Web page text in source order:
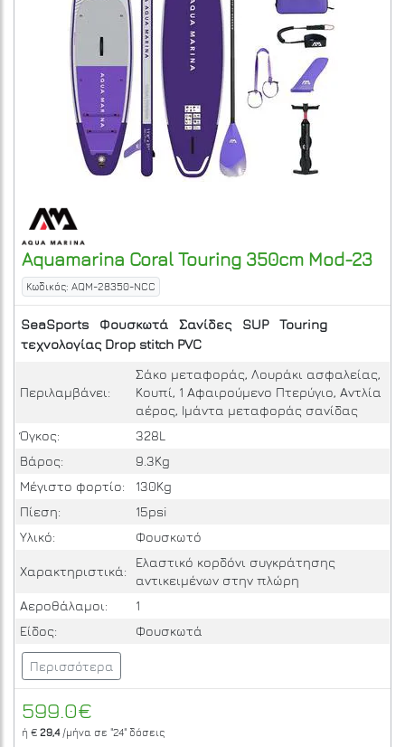
Aquamarina Coral Touring 350cm Mod-23
Κωδικός: AQM-28350-NCC
SeaSports Φουσκωτά Σανίδες SUP
Touring
τεχνολογίας Drop stitch PVC
Περιλαμβάνει:
Σάκο μεταφοράς, Λουράκι ασφαλείας,
Κουπί, 1 Αφαιρούμενο Πτερύγιο, Αντλία
αέρος, Ιμάντα μεταφοράς σανίδας
Όγκος:
328L
Βάρος:
9.3Kg
Μέγιστο φορτίο:
130Kg
Πίεση:
15psi
Υλικό:
Φουσκωτό
Χαρακτηριστικά:
Ελαστικό κορδόνι συγκράτησης
αντικειμένων στην πλώρη
Αεροθάλαμοι:
1
Είδος:
Φουσκωτά
Περισσότερα
599.0€
ή € 29,4/μήνα σε "24" δόσεις